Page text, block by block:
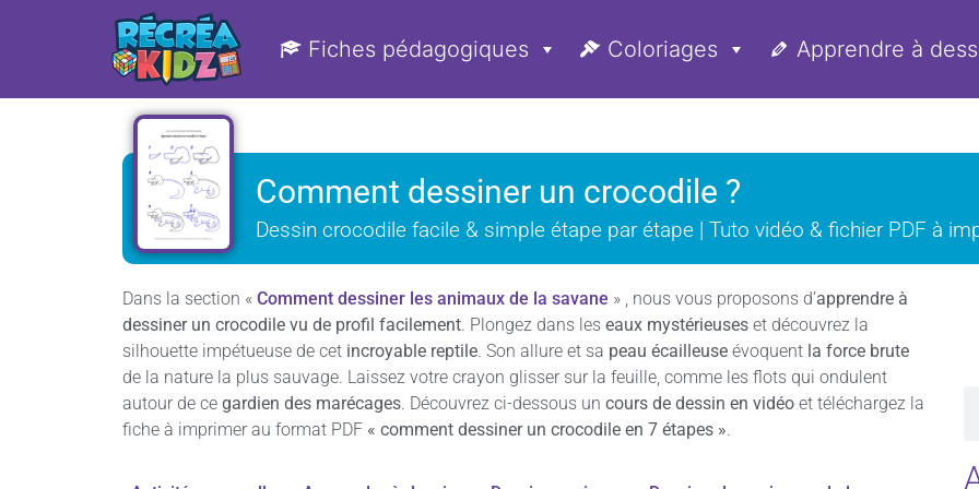
Fiches pédagogiques Coloriages Apprendre à
Comment dessiner un crocodile ?
Dessin crocodile facile & simple étape par étape | Tuto vidéo & fichier PDF à
Dans la section « Comment dessiner les animaux de la savane » , nous vous proposons d’apprendre à
dessiner un crocodile vu de profil facilement. Plongez dans les eaux mystérieuses et découvrez la
silhouette impétueuse de cet incroyable reptile. Son allure et sa peau écailleuse évoquent la force brute
de la nature la plus sauvage. Laissez votre crayon glisser sur la feuille, comme les flots qui ondulent
autour de ce gardien des marécages. Découvrez ci-dessous un cours de dessin en vidéo et téléchargez la
fiche à imprimer au format PDF « comment dessiner un crocodile en 7 étapes ».